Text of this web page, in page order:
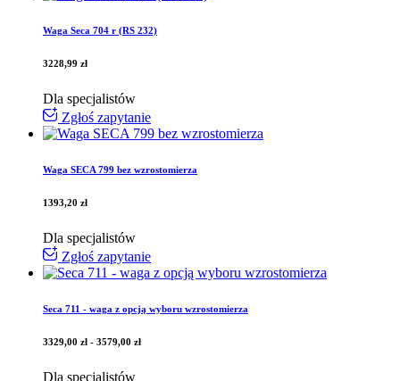
Waga Seca 704 r (RS 232)
3228,99 zł
Dla specjalistów
Zgłoś zapytanie
Waga SECA 799 bez wzrostomierza
1393,20 zł
Dla specjalistów
Zgłoś zapytanie
Seca 711 - waga z opcją wyboru wzrostomierza
3329,00 zł - 3579,00 zł
Dla specjalistów